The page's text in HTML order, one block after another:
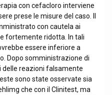
con cefacloro interviene
prese le misure del caso. Il
con cautela ai
fortemente ridotta. In tali
essere inferiore a
Dopo somministrazione di
delle reazioni falsamente
sono state osservate sia
che con il Clinitest, ma